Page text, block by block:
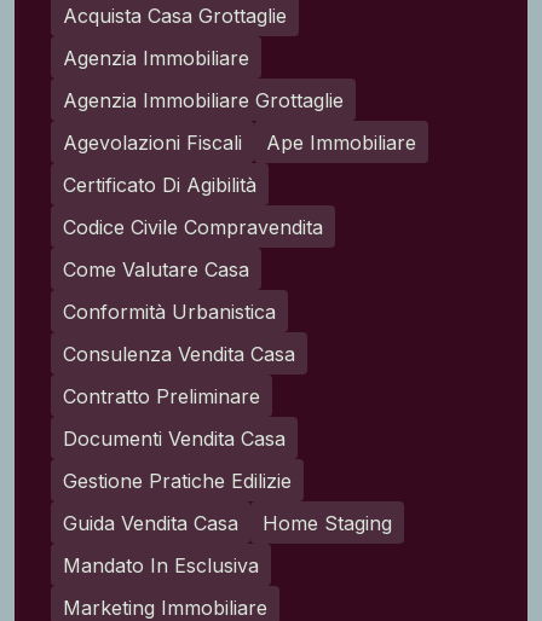
Acquista Casa Grottaglie
Agenzia Immobiliare
Agenzia Immobiliare Grottaglie
Agevolazioni Fiscali
Ape Immobiliare
Certificato Di Agibilità
Codice Civile Compravendita
Come Valutare Casa
Conformità Urbanistica
Consulenza Vendita Casa
Contratto Preliminare
Documenti Vendita Casa
Gestione Pratiche Edilizie
Guida Vendita Casa
Home Staging
Mandato In Esclusiva
Marketing Immobiliare